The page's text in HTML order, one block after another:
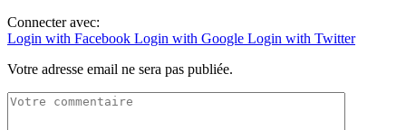
Connecter avec:
Login with Facebook Login with Google Login with Twitter
Votre adresse email ne sera pas publiée.